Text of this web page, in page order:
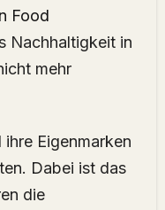
Food
Nachhaltigkeit in
mehr
Eigenmarken
Dabei ist das
die